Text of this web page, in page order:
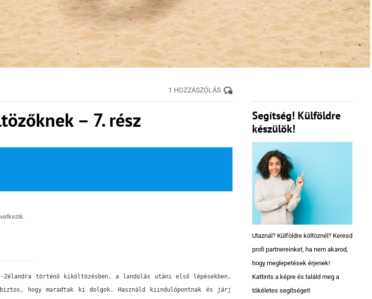
1 HOZZÁSZÓLÁS
– 7. rész
történő kiköltözésben, a landolás utáni első lépésekben.
hogy maradtak ki dolgok. Használd kiindulópontnak és
járj
Segítség! Külföldre
készülök!
Utaznál? Külföldre költöznél? Keresd
profi partnereinket, ha nem akarod,
hogy meglepetések érjenek!
Kattints a képre és találd meg a
tökéletes segítséget!